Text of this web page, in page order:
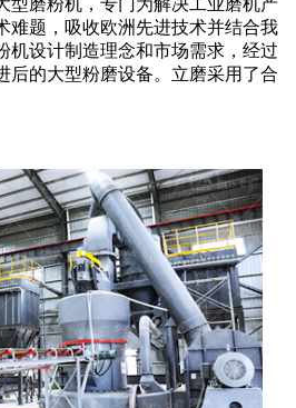
难题，吸收欧洲先进技术并结合我
机设计制造理念和市场需求，经过
后的大型粉磨设备。立磨采用了合